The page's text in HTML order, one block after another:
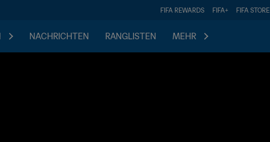
FIFA REWARDS FIFA+ FIFA STORE
NACHRICHTEN RANGLISTEN MEHR